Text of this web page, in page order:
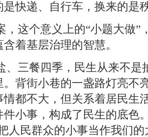
是快递、自行车，换来的是
，这个意义上的“小题大做”
着基层治理的智慧。
、三餐四季，民生从来不是
。背街小巷的一盏路灯亮不
情都不大，但关系着居民生
件小事，构成了民生的底色
人民群众的小事当作我们的